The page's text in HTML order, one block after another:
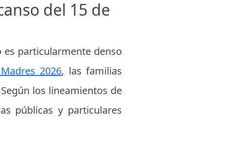
del 15 de
es particularmente denso
2026, las familias
los lineamientos de
públicas y particulares